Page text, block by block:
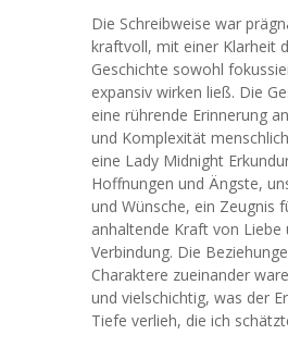
Die Schreibweise war
kraftvoll, mit einer Klarheit
Geschichte sowohl
expansiv wirken ließ. Die
eine rührende Erinnerung
und Komplexität
eine Lady Midnight
Hoffnungen und Ängste,
und Wünsche, ein Zeugnis
anhaltende Kraft von Liebe
Verbindung. Die
Charaktere zueinander
und vielschichtig, was der
Tiefe verlieh, die ich